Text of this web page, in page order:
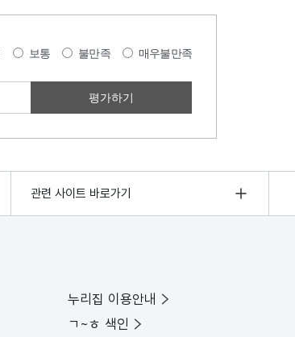
보통 불만족 매우불만족
관련 사이트 바로가기
누리집 이용안내
ㄱ~ㅎ 색인